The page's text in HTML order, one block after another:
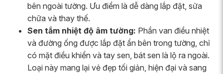
bên ngoài tường. Ưu điểm là dễ dàng lắp đặt, sửa
chữa và thay thế.
Sen tắm nhiệt độ âm tường: Phần van điều nhiệt
và đường ống được lắp đặt ẩn bên trong tường, chỉ
có mặt điều khiển và tay sen, bát sen là lộ ra ngoài.
Loại này mang lại vẻ đẹp tối giản, hiện đại và sang